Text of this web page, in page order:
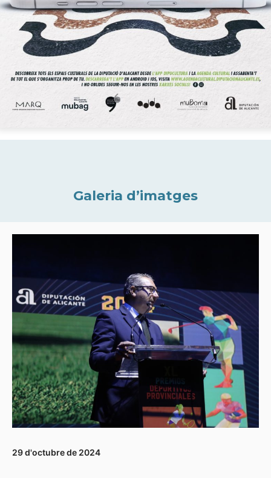
Galeria d’imatges
29 d'octubre de 2024